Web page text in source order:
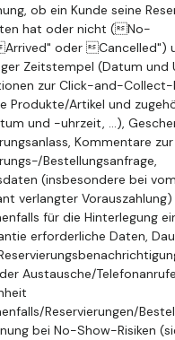
ob ein Kunde seine
hat oder nicht (No-
oder Cancelled")
Zeitstempel (Datum und
zur Click-and-Collect-
Produkte/Artikel und
und -uhrzeit, ...),
Kommentare zur
Bestellungsanfrage,
(insbesondere bei vom
verlangter
für die Hinterlegung
erforderliche Daten,
Austausche/
Reservierungen/
bei No-Show-Risiken